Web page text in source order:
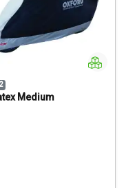
Medium